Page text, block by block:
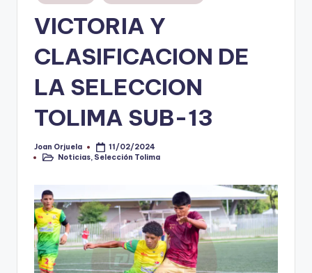
V
ti
en
VICTORIA Y
CLASIFICACION DE
LA SELECCION
TOLIMA SUB-13
Publicado
por
Joan Orjuela
11/02/2024
Publicado
Noticias Selección Tolima